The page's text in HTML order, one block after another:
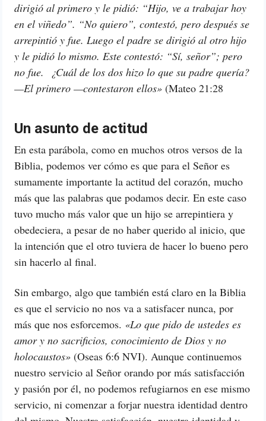
dirigió al primero y le pidió: “Hijo, ve a trabajar hoy
en el viñedo”. “No quiero”, contestó, pero después se
arrepintió y fue. Luego el padre se dirigió al otro hijo
y le pidió lo mismo. Este contestó: “Sí, señor”; pero
no fue. ¿Cuál de los dos hizo lo que su padre quería?
—El primero —contestaron ellos» (Mateo 21:28
Un asunto de actitud
En esta parábola, como en muchos otros versos de la
Biblia, podemos ver cómo es que para el Señor es
sumamente importante la actitud del corazón, mucho
más que las palabras que podamos decir. En este caso
tuvo mucho más valor que un hijo se arrepintiera y
obedeciera, a pesar de no haber querido al inicio, que
la intención que el otro tuviera de hacer lo bueno pero
sin hacerlo al final.
Sin embargo, algo que también está claro en la Biblia
es que el servicio no nos va a satisfacer nunca, por
más que nos esforcemos. «Lo que pido de ustedes es
amor y no sacrificios, conocimiento de Dios y no
holocaustos» (Oseas 6:6 NVI). Aunque continuemos
nuestro servicio al Señor orando por más satisfacción
y pasión por él, no podemos refugiarnos en ese mismo
servicio, ni comenzar a forjar nuestra identidad dentro